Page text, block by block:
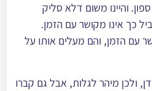
והיינו משום דלא סליק
כך אינו מקושר עם הזמן.
עם הזמן, והם מעלים אותו על
ולכן מיהר לגלות, אבל גם קברו